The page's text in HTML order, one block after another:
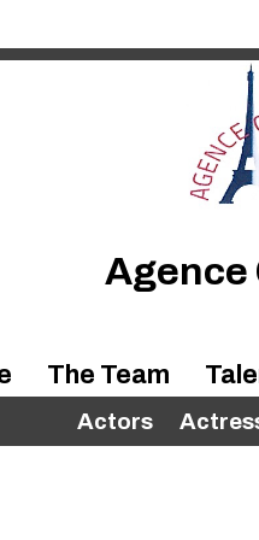
Agence
The Team
Actors